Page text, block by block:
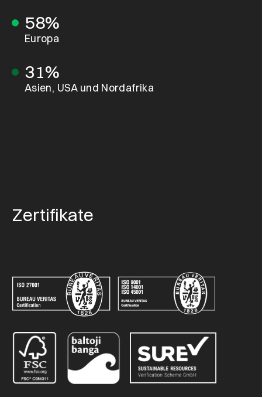
58%
Europa
31%
Asien, USA und Nordafrika
Zertifikate